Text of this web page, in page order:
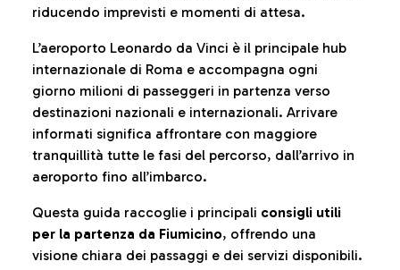
riducendo imprevisti e momenti di attesa.
L’aeroporto Leonardo da Vinci è il principale hub
internazionale di Roma e accompagna ogni
giorno milioni di passeggeri in partenza verso
destinazioni nazionali e internazionali. Arrivare
informati significa affrontare con maggiore
tranquillità tutte le fasi del percorso, dall’arrivo in
aeroporto fino all’imbarco.
Questa guida raccoglie i principali consigli utili
per la partenza da Fiumicino, offrendo una
visione chiara dei passaggi e dei servizi disponibili.